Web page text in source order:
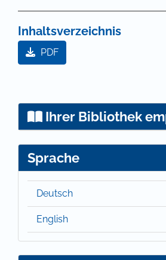
Inhaltsverzeichnis
PDF
Ihrer Bibliothek
Sprache
Deutsch
English